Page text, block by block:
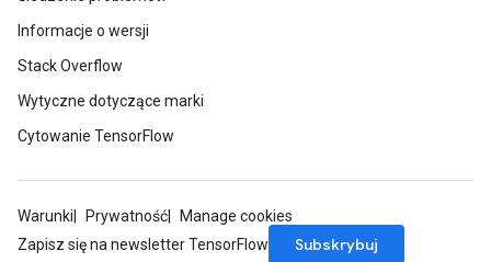
Informacje o wersji
Stack Overflow
Wytyczne dotyczące marki
Cytowanie TensorFlow
Warunki Prywatność
Manage cookies
Zapisz się na newsletter TensorFlow
Subskrybuj